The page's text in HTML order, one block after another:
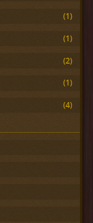
(1)
(1)
(2)
(1)
(4)